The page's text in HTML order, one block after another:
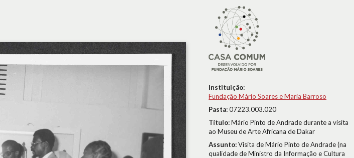
Instituição:
Fundação Mário Soares e Maria Barroso
Pasta:07223.003.020
Título:Mário Pinto de Andrade durante a visita
ao Museu de Arte Africana de Dakar
Assunto:Visita de Mário Pinto de Andrade (na
qualidade de Ministro da Informação e Cultura